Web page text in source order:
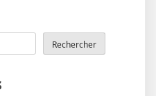
Rechercher